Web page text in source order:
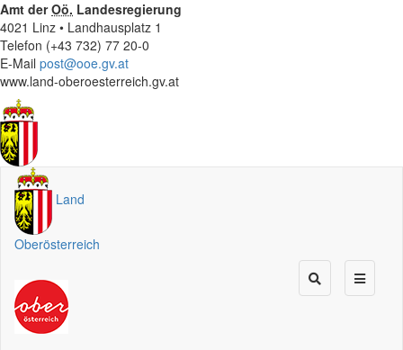
Amt derOö. Landesregierung
4021 Linz • Landhausplatz 1
Telefon (+43 732) 77 20-0
E-Mail post@ooe.gv.at
www.land-oberoesterreich.gv.at
Land
Oberösterreich